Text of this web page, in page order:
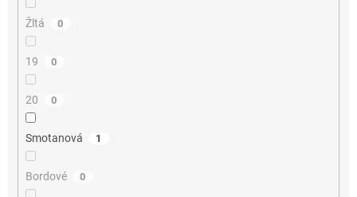
Žltá 0
19 0
20 0
Smotanová 1
Bordové 0